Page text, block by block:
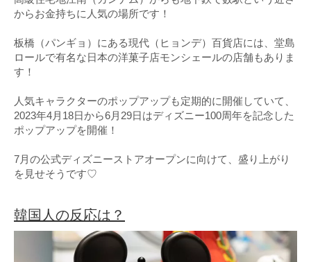
からお金持ちに人気の場所です！
板橋（パンギョ）にある現代（ヒョンデ）百貨店には、堂島
ロールで有名な日本の洋菓子店モンシェールの店舗もありま
す！
人気キャラクターのポップアップも定期的に開催していて、
2023年4月18日から6月29日はディズニー100周年を記念した
ポップアップを開催！
7月の公式ディズニーストアオープンに向けて、盛り上がり
を見せそうです♡
韓国人の反応は？